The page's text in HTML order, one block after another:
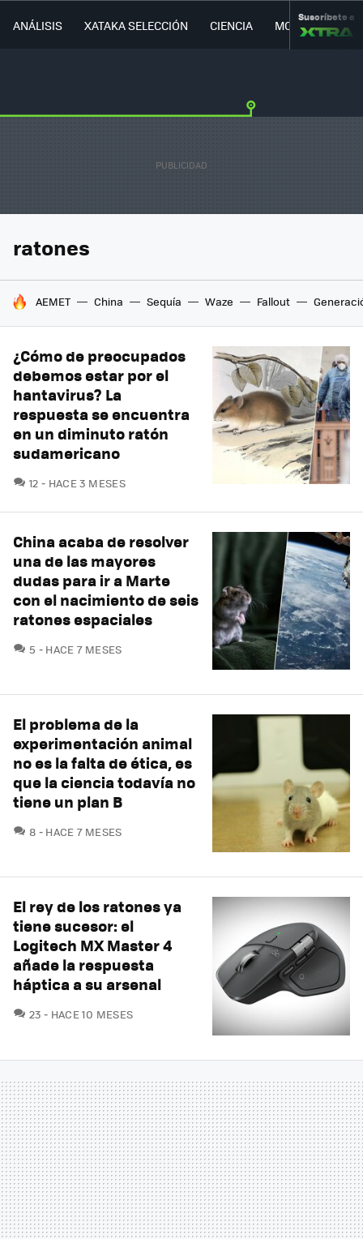
ANÁLISIS XATAKA SELECCIÓN CIENCIA MOVILIDAD
Suscríbete a
ratones
HOY SE HABLA DE
AEMET China Sequía Waze Fallout
¿Cómo de preocupados
debemos estar por el
hantavirus? La
respuesta se encuentra
en un diminuto ratón
sudamericano
12 COMENTARIOS
HACE 3 MESES
China acaba de resolver
una de las mayores
dudas para ir a Marte
con el nacimiento de seis
ratones espaciales
5 COMENTARIOS
HACE 7 MESES
El problema de la
experimentación animal
no es la falta de ética, es
que la ciencia todavía no
tiene un plan B
8 COMENTARIOS
HACE 7 MESES
El rey de los ratones ya
tiene sucesor: el
Logitech MX Master 4
añade la respuesta
háptica a su arsenal
23 COMENTARIOS
HACE 10 MESES